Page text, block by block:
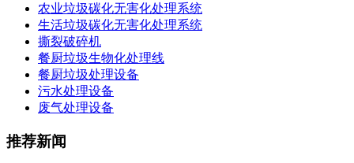
农业垃圾碳化无害化处理系统
生活垃圾碳化无害化处理系统
撕裂破碎机
餐厨垃圾生物化处理线
餐厨垃圾处理设备
污水处理设备
废气处理设备
推荐新闻